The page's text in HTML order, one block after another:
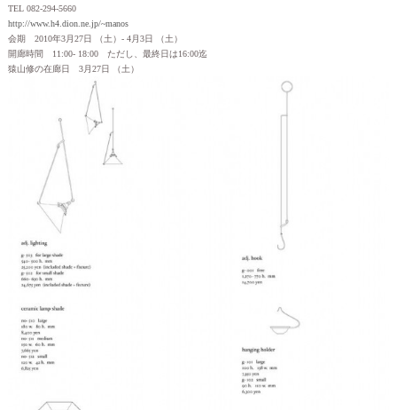
TEL 082-294-5660
http://www.h4.dion.ne.jp/~manos
会期 2010年3月27日 （土）- 4月3日 （土）
開廊時間 11:00- 18:00 ただし、最終日は16:00迄
猿山修の在廊日 3月27日 （土）